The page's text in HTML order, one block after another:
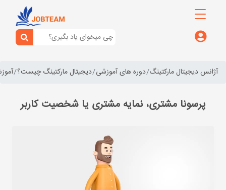
آژانس دیجیتال مارکتینگ دوره های آموزشی دیجیتال مارکتینگ چیست؟
پرسونا مشتری، نمایه مشتری یا شخصیت کاربر